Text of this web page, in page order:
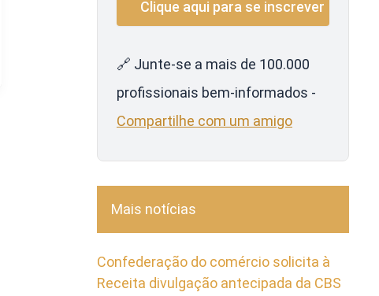
🔗 Junte-se a mais de 100.000
profissionais bem-informados -
Compartilhe com um amigo
Mais notícias
Confederação do comércio solicita à
Receita divulgação antecipada da CBS